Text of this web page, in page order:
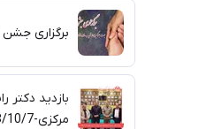
برگزاری جشن
بازدید دکتر
مرکزی-1398/10/7